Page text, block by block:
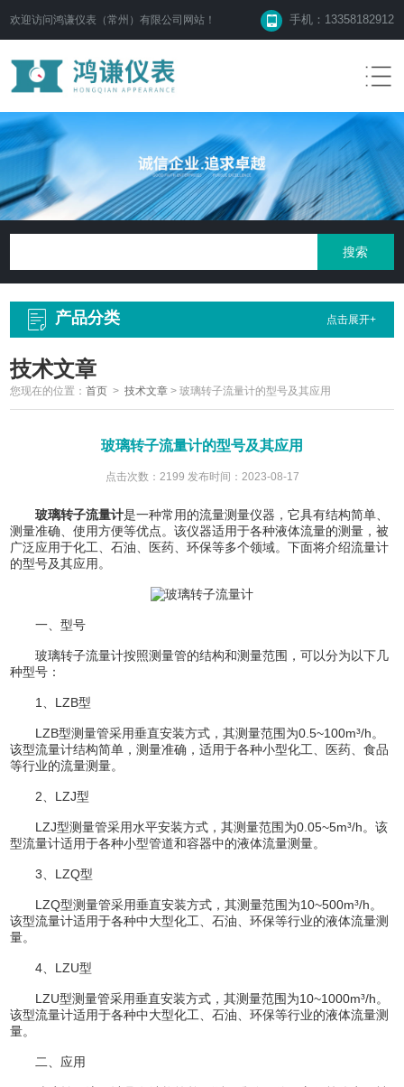
欢迎访问鸿谦仪表（常州）有限公司网站！ 手机：13358182912
产品分类 点击展开+
技术文章
您现在的位置：首页 >技术文章 >玻璃转子流量计的型号及其应用
玻璃转子流量计的型号及其应用
点击次数：2199 发布时间：2023-08-17
玻璃转子流量计是一种常用的流量测量仪器，它具有结构简单、
测量准确、使用方便等优点。该仪器适用于各种液体流量的测量，被
广泛应用于化工、石油、医药、环保等多个领域。下面将介绍流量计
的型号及其应用。
一、型号
玻璃转子流量计按照测量管的结构和测量范围，可以分为以下几
种型号：
1、LZB型
LZB型测量管采用垂直安装方式，其测量范围为0.5~100m³/h。
该型流量计结构简单，测量准确，适用于各种小型化工、医药、食品
等行业的流量测量。
2、LZJ型
LZJ型测量管采用水平安装方式，其测量范围为0.05~5m³/h。该
型流量计适用于各种小型管道和容器中的液体流量测量。
3、LZQ型
LZQ型测量管采用垂直安装方式，其测量范围为10~500m³/h。
该型流量计适用于各种中大型化工、石油、环保等行业的液体流量测
量。
4、LZU型
LZU型测量管采用垂直安装方式，其测量范围为10~1000m³/h。
该型流量计适用于各种中大型化工、石油、环保等行业的液体流量测
量。
二、应用